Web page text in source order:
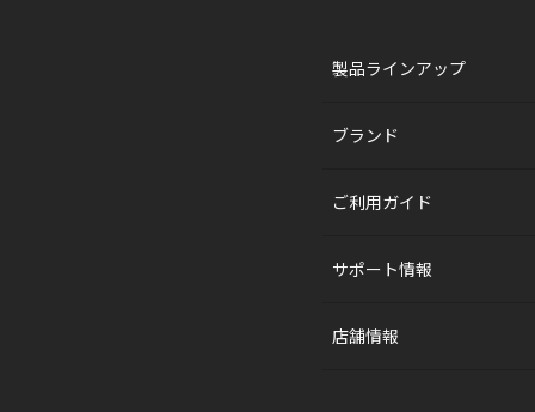
製品ラインアップ
ブランド
ご利用ガイド
サポート情報
店舗情報